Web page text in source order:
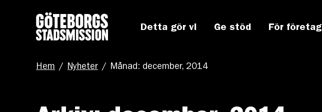
Detta gör vi Ge stöd För företag
Hem / Nyheter / Månad: december, 2014